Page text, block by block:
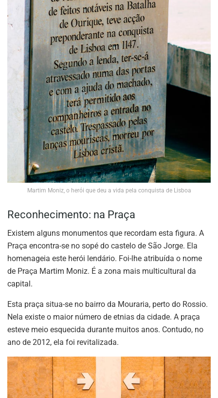
Martim Moniz, o herói que deu a vida pela conquista de Lisboa
Reconhecimento: na Praça
Existem alguns monumentos que recordam esta figura. A
Praça encontra-se no sopé do castelo de São Jorge. Ela
homenageia este herói lendário. Foi-lhe atribuída o nome
de Praça Martim Moniz. É a zona mais multicultural da
capital.
Esta praça situa-se no bairro da Mouraria, perto do Rossio.
Nela existe o maior número de etnias da cidade. A praça
esteve meio esquecida durante muitos anos. Contudo, no
ano de 2012, ela foi revitalizada.